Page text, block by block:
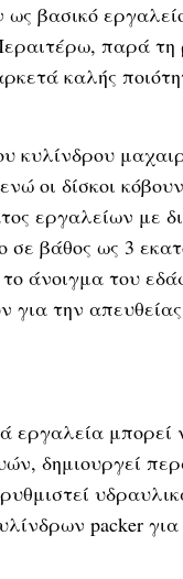
βασικό
παρά
καλής
κυλίνδρου
οι δίσκοι
εργαλείων με
σε βάθος ως 3
άνοιγμα του
για την
εργαλεία
δημιουργεί
packer